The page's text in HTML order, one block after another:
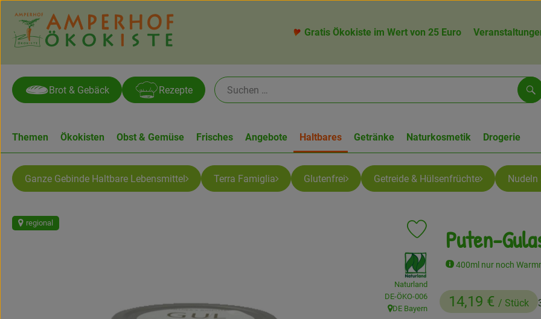
Gratis Ökokiste im Wert von 25 Euro
Brot & Gebäck Rezepte
Themen Ökokisten Obst & Gemüse Frisches Angebote Haltbares Getränke Naturkosmetik Drogerie
Ganze Gebinde Haltbare Lebensmittel Terra Famiglia Glutenfrei Getreide & Hülsenfrüchte Nudeln
Puten-
400ml nur noch
14,19 € / Stück
regional
Produkt zu Favouriten hinzufügen
, Verband:
Naturland
, Kontrollstelle:
DE-ÖKO-006
, Herkunft:
DE Bayern